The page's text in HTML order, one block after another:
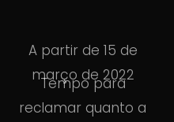
A partir de 15 de
março de 2022
Tempo para
reclamar quanto a